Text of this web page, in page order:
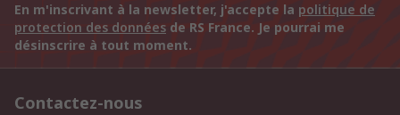
En m'inscrivant à la newsletter, j'accepte la politique de
protection des données de RS France. Je pourrai me
désinscrire à tout moment.
Contactez-nous